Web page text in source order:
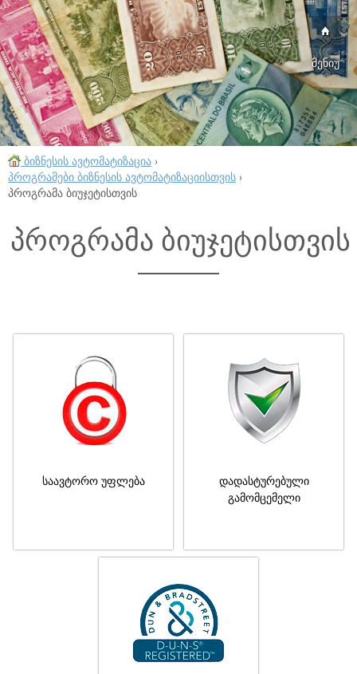
მენიუ
ბიზნესის ავტომატიზაცია ›
პროგრამები ბიზნესის ავტომატიზაციისთვის ›
პროგრამა ბიუჯეტისთვის
პროგრამა ბიუჯეტისთვის
საავტორო უფლება
დადასტურებული
გამომცემელი